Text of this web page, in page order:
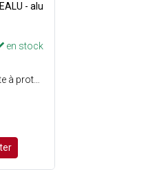
- alu
en stock